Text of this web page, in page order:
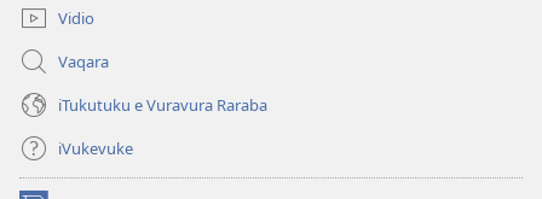
Vidio
Vaqara
iTukutuku e Vuravura Raraba
iVukevuke